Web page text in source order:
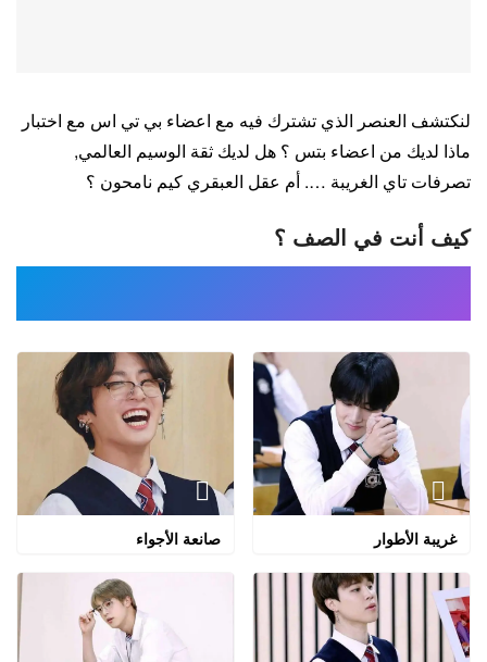
لنكتشف العنصر الذي تشترك فيه مع اعضاء بي تي اس مع اختبار
ماذا لديك من اعضاء بتس ؟ هل لديك ثقة الوسيم العالمي,
تصرفات تاي الغريبة …. أم عقل العبقري كيم نامحون ؟
كيف أنت في الصف ؟
غريبة الأطوار صانعة الأجواء